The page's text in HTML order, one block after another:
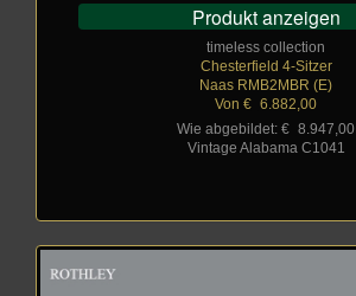
Produkt anzeigen
timeless collection
Chesterfield 4-Sitzer
Naas RMB2MBR (E)
Von € 6.882,00
Wie abgebildet: € 8.947,00
Vintage Alabama C1041